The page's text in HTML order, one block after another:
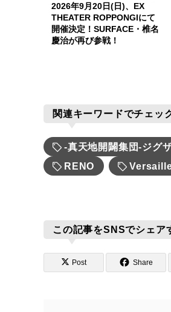
2026年9月20日(日)、EX
THEATER ROPPONGIにて
開催決定！SURFACE・椎名
慶治が再び参戦！
関連キーワードでチェッ
-真天地開闢集団-ジグ
RENO
この記事をSNSでシェア
Post Share